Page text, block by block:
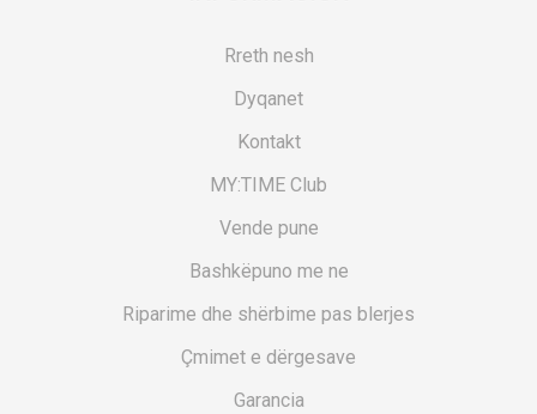
Rreth nesh
Dyqanet
Kontakt
MY:TIME Club
Vende pune
Bashkëpuno me ne
Riparime dhe shërbime pas blerjes
Çmimet e dërgesave
Garancia